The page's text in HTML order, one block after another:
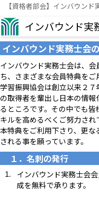
【資格者部会】インバウンド
インバウンド実
インバウンド実務士会
インバウンド実務士会は、
ち、さまざまな会員特典を
学習振興協会は創立以来２
の取得者を輩出し日本の情
るところです。その中でも
キルを高めるべくご努力され
本特典をご利用下さり、更
される事を願っています。
１．名刺の発行
インバウンド実務士会
成を無料で承ります。